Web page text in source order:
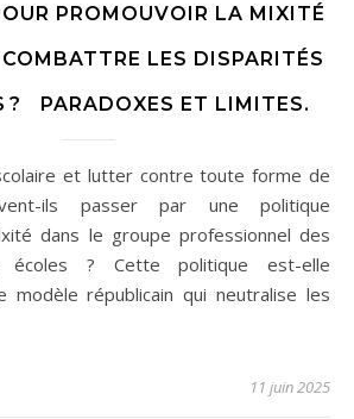
PROMOUVOIR LA MIXITÉ
LES DISPARITÉS
? PARADOXES ET LIMITES.
ils passer par une politique
dans le groupe professionnel des
écoles ? Cette politique est-elle
modèle républicain qui neutralise les
11 juin 2025